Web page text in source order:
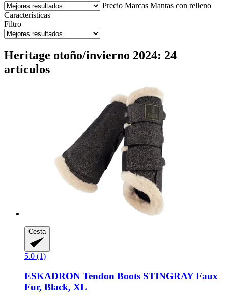
Precio Marcas Mantas con relleno
Características
Filtro
Heritage otoño/invierno 2024: 24
artículos
Cesta
5.0 (1)
ESKADRON Tendon Boots STINGRAY Faux
Fur, Black, XL